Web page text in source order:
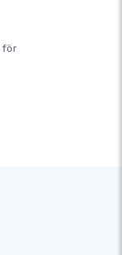
för